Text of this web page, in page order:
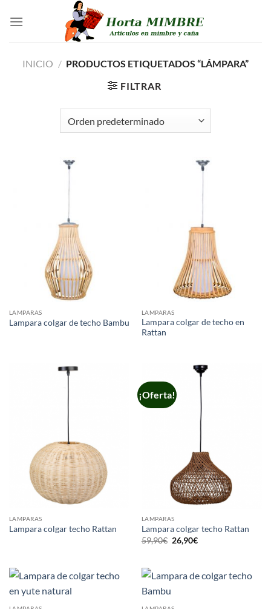
INICIO / PRODUCTOS ETIQUETADOS “LÁMPARA”
FILTRAR
LAMPARAS
Lampara colgar de techo Bambu
LAMPARAS
Lampara colgar de techo en
Rattan
LAMPARAS
Lampara colgar techo Rattan
¡Oferta!
LAMPARAS
Lampara colgar techo Rattan
59,90€ El
precio
59,90€.
26,90€El
26,90€.